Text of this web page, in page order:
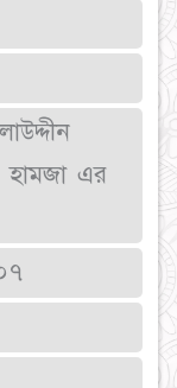
এর